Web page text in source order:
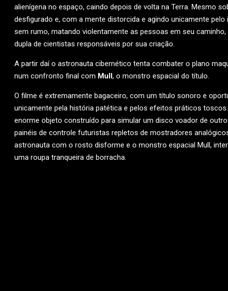
alienígena no espaço, caindo depois de volta na Terra. Mesmo
desfigurado e, com a mente distorcida e agindo unicamente
sem rumo, matando violentamente as pessoas em seu caminho,
dupla de cientistas responsáveis por sua criação.
A partir daí o astronauta cibernético tenta combater o plano
num confronto final com Mull, o monstro espacial do título.
O filme é extremamente bagaceiro, com um título sonoro e
unicamente pela história patética e pelos efeitos práticos
enorme objeto construído para simular um disco voador de
painéis de controle futuristas repletos de mostradores
astronauta com o rosto disforme e o monstro espacial Mull,
uma roupa tranqueira de borracha.